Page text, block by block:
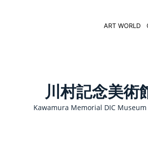
ART WORLD
川村記念美術
Kawamura Memorial DIC